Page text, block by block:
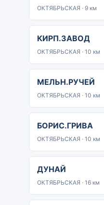
ОКТЯБРЬСКАЯ · 9 км
КИРП.ЗАВОД
ОКТЯБРЬСКАЯ · 10 км
МЕЛЬН.РУЧЕЙ
ОКТЯБРЬСКАЯ · 10 км
БОРИС.ГРИВА
ОКТЯБРЬСКАЯ · 10 км
ДУНАЙ
ОКТЯБРЬСКАЯ · 16 км